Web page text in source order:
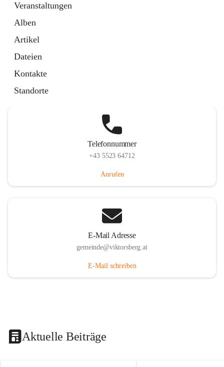
Veranstaltungen
Alben
Artikel
Dateien
Kontakte
Standorte
Telefonnummer
+43 5523 64712
Anrufen
E-Mail Adresse
gemeinde@viktorsberg.at
E-Mail schreiben
Aktuelle Beiträge